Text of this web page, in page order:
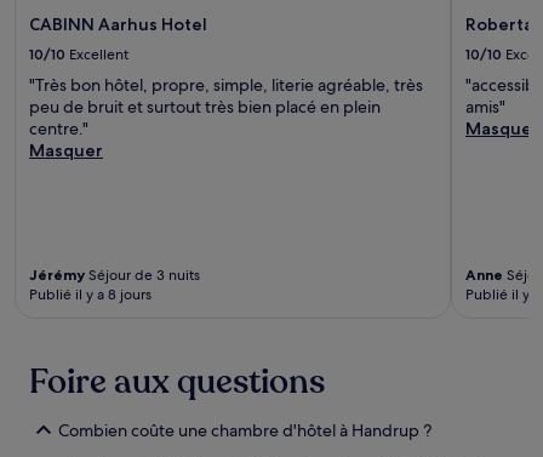
CABINN Aarhus Hotel
10/10 Excellent
"Très bon hôtel, propre, simple, literie agréable, très
peu de bruit et surtout très bien placé en plein
centre."
Masquer
Jérémy Séjour de 3 nuits
Publié il y a 8 jours
10/10
amis"
Masquer
Anne
Publié il y a
Foire aux questions
Combien coûte une chambre d'hôtel à Handrup ?